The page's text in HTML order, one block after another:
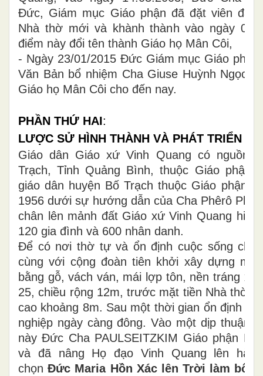
Đức, Giám mục Giáo phận đã đặt viên đá
Nhà thờ mới và khành thành vào ngày 04/
điểm này đổi tên thành Giáo họ Mân Côi,
- Ngày 23/01/2015 Đức Giám mục Giáo phận
Văn Bản bổ nhiệm Cha Giuse Huỳnh Ngọc
Giáo họ Mân Côi cho đến nay.
PHẦN THỨ HAI:
LƯỢC SỬ HÌNH THÀNH VÀ PHÁT TRIỂN
Giáo dân Giáo xứ Vinh Quang có nguồn
Trạch, Tỉnh Quảng Bình, thuộc Giáo phận
giáo dân huyện Bố Trạch thuộc Giáo phận
1956 dưới sự hướng dẫn của Cha Phêrô
chân lên mảnh đất Giáo xứ Vinh Quang hiện
120 gia đình và 600 nhân danh.
Để có nơi thờ tự và ổn định cuộc sống cho
cùng với cộng đoàn tiên khởi xây dựng một
bằng gỗ, vách ván, mái lợp tôn, nền tráng xi
25, chiều rộng 12m, trước mặt tiền Nhà thờ
cao khoảng 8m. Sau một thời gian ổn định
nghiệp ngày càng đông. Vào một dịp thuận
này Đức Cha PAULSEITZKIM Giáo phận
và đã nâng Họ đạo Vinh Quang lên
chọnĐức Maria Hồn Xác lên Trời làm bổn